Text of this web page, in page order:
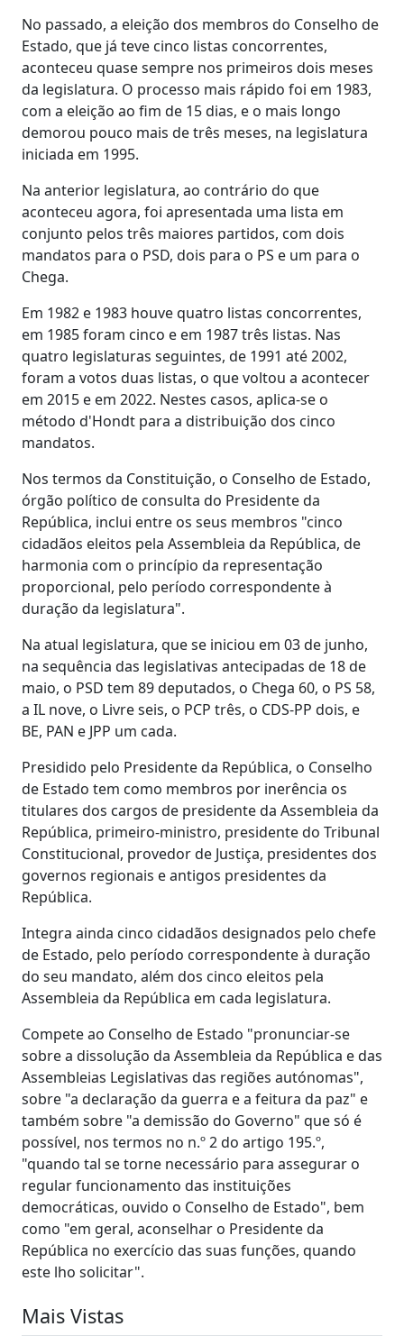
No passado, a eleição dos membros do Conselho de
Estado, que já teve cinco listas concorrentes,
aconteceu quase sempre nos primeiros dois meses
da legislatura. O processo mais rápido foi em 1983,
com a eleição ao fim de 15 dias, e o mais longo
demorou pouco mais de três meses, na legislatura
iniciada em 1995.
Na anterior legislatura, ao contrário do que
aconteceu agora, foi apresentada uma lista em
conjunto pelos três maiores partidos, com dois
mandatos para o PSD, dois para o PS e um para o
Chega.
Em 1982 e 1983 houve quatro listas concorrentes,
em 1985 foram cinco e em 1987 três listas. Nas
quatro legislaturas seguintes, de 1991 até 2002,
foram a votos duas listas, o que voltou a acontecer
em 2015 e em 2022. Nestes casos, aplica-se o
método d'Hondt para a distribuição dos cinco
mandatos.
Nos termos da Constituição, o Conselho de Estado,
órgão político de consulta do Presidente da
República, inclui entre os seus membros "cinco
cidadãos eleitos pela Assembleia da República, de
harmonia com o princípio da representação
proporcional, pelo período correspondente à
duração da legislatura".
Na atual legislatura, que se iniciou em 03 de junho,
na sequência das legislativas antecipadas de 18 de
maio, o PSD tem 89 deputados, o Chega 60, o PS 58,
a IL nove, o Livre seis, o PCP três, o CDS-PP dois, e
BE, PAN e JPP um cada.
Presidido pelo Presidente da República, o Conselho
de Estado tem como membros por inerência os
titulares dos cargos de presidente da Assembleia da
República, primeiro-ministro, presidente do Tribunal
Constitucional, provedor de Justiça, presidentes dos
governos regionais e antigos presidentes da
República.
Integra ainda cinco cidadãos designados pelo chefe
de Estado, pelo período correspondente à duração
do seu mandato, além dos cinco eleitos pela
Assembleia da República em cada legislatura.
Compete ao Conselho de Estado "pronunciar-se
sobre a dissolução da Assembleia da República e das
Assembleias Legislativas das regiões autónomas",
sobre "a declaração da guerra e a feitura da paz" e
também sobre "a demissão do Governo" que só é
possível, nos termos no n.º 2 do artigo 195.º,
"quando tal se torne necessário para assegurar o
regular funcionamento das instituições
democráticas, ouvido o Conselho de Estado", bem
como "em geral, aconselhar o Presidente da
República no exercício das suas funções, quando
este lho solicitar".
Mais Vistas